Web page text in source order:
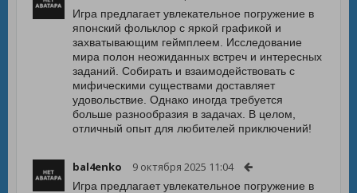
Игра предлагает увлекательное погружение в
японский фольклор с яркой графикой и
захватывающим геймплеем. Исследование
мира полон неожиданных встреч и интересных
заданий. Собирать и взаимодействовать с
мифическими существами доставляет
удовольствие. Однако иногда требуется
больше разнообразия в задачах. В целом,
отличный опыт для любителей приключений!
bal4enko 9 октября 2025 11:04
Игра предлагает увлекательное погружение в